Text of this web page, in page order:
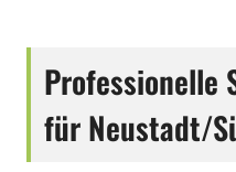
Professionelle
für Neustadt/